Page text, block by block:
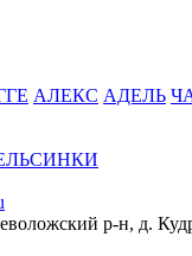
АЛЕКС АДЕЛЬ
р-н, д.